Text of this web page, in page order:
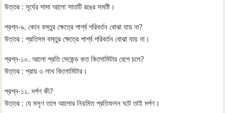
উত্তর : সূর্যের সাদা আলো সাতটি রঙের সমষ্টি।
প্রশ্ন-৯. কোন বস্তুর ক্ষেত্রে পার্শ্ব পরিবর্তন বোঝা যায় না?
উত্তর : প্রতিসম বস্তুর ক্ষেত্রে পার্শ্ব পরিবর্তন বোঝা যায় না।
প্রশ্ন-১০. আলো প্রতি সেকেন্ড কত কিলোমিটার বেগে চলে?
উত্তর : প্রায় ৩ লাখ কিলোমিটার।
প্রশ্ন-১১. দর্পণ কী?
উত্তর : যে মসৃণ তলে আলোর নিয়মিত প্রতিফলন ঘটে তাই দর্পণ।